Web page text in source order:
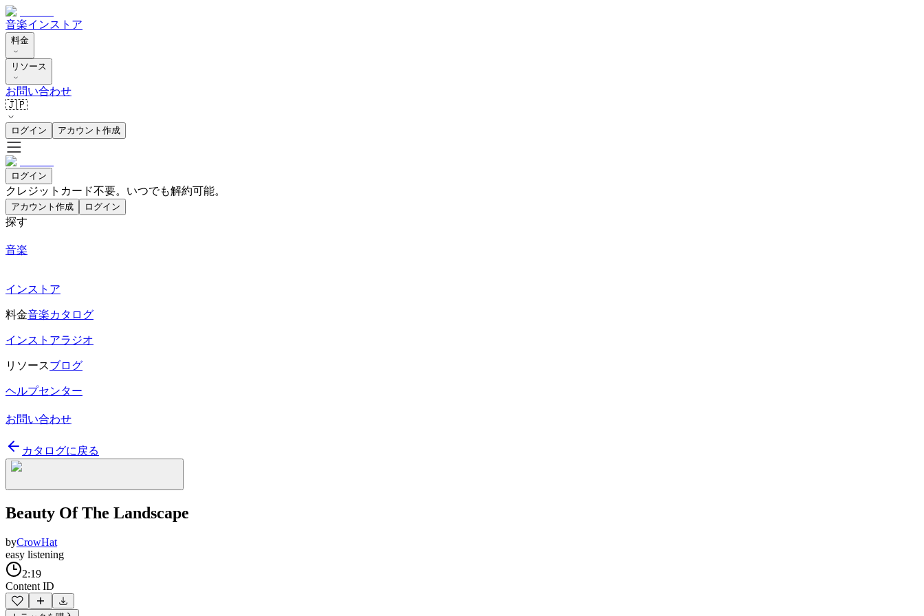
音楽インストア
料金
リソース
お問い合わせ
🇯🇵
ログイン アカウント作成
ログイン
クレジットカード不要。いつでも解約可能。
アカウント作成 ログイン
探す
音楽
インストア
料金音楽カタログ
インストアラジオ
リソースブログ
ヘルプセンター
お問い合わせ
カタログに戻る
Beauty Of The Landscape
byCrowHat
easy listening
2:19
Content ID